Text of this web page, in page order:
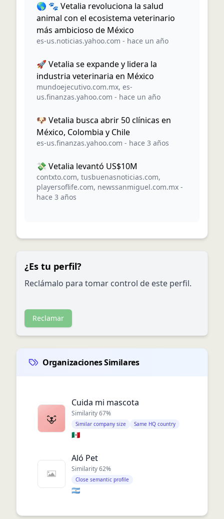
🌎 🐾 Vetalia revoluciona la salud
animal con el ecosistema veterinario
más ambicioso de México
es-us.noticias.yahoo.com - hace un año
🚀 Vetalia se expande y lidera la
industria veterinaria en México
mundoejecutivo.com.mx, es-
us.finanzas.yahoo.com - hace un año
🐶 Vetalia busca abrir 50 clínicas en
México, Colombia y Chile
es-us.finanzas.yahoo.com - hace 3 años
💸 Vetalia levantó US$10M
contxto.com, tusbuenasnoticias.com,
playersoflife.com, newssanmiguel.com.mx -
hace 3 años
¿Es tu perfil?
Reclámalo para tomar control de este perfil.
Reclamar
Organizaciones Similares
Cuida mi mascota
Similarity67%
Similar company size Same HQ country
🇲🇽
Aló Pet
Similarity62%
Close semantic profile
🇦🇷